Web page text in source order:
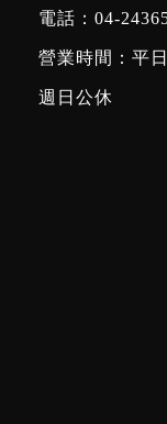
電話： 04-
營業時間：平
週日公休